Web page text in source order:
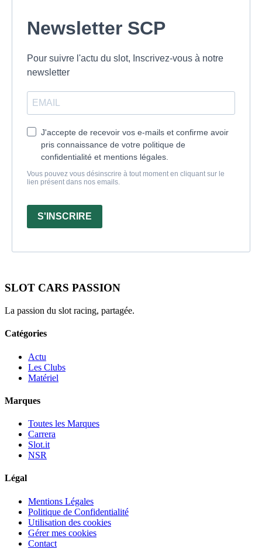
Newsletter SCP
Pour suivre l'actu du slot, Inscrivez-vous à notre
newsletter
J'accepte de recevoir vos e-mails et confirme avoir
pris connaissance de votre politique de
confidentialité et mentions légales.
Vous pouvez vous désinscrire à tout moment en cliquant sur le
lien présent dans nos emails.
S'INSCRIRE
SLOT CARS PASSION
La passion du slot racing, partagée.
Catégories
Actu
Les Clubs
Matériel
Marques
Toutes les Marques
Carrera
Slot.it
NSR
Légal
Mentions Légales
Politique de Confidentialité
Utilisation des cookies
Gérer mes cookies
Contact